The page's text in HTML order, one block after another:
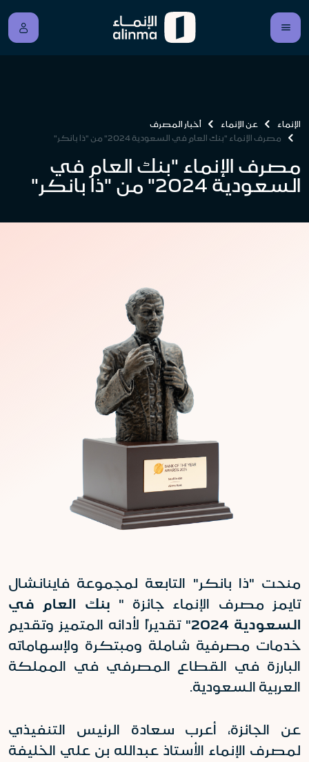
الإنماء عن الإنماء
أخبار المصرف
مصرف الإنماء "بنك العام في السعودية 2024" من "ذا بانكر"
مصرف الإنماء "بنك العام في
السعودية 2024" من "ذا بانكر"
منحت "ذا بانكر" التابعة لمجموعة فاينانشال
تايمز مصرف الإنماء جائزة " بنك العام في
السعودية 2024
" تقديراً لأدائه المتميز وتقديم
خدمات مصرفية شاملة ومبتكرة ولإسهاماته
البارزة في القطاع المصرفي في المملكة
العربية السعودية.
عن الجائزة، أعرب سعادة الرئيس التنفيذي
لمصرف الإنماء الأستاذ عبدالله بن علي الخليفة